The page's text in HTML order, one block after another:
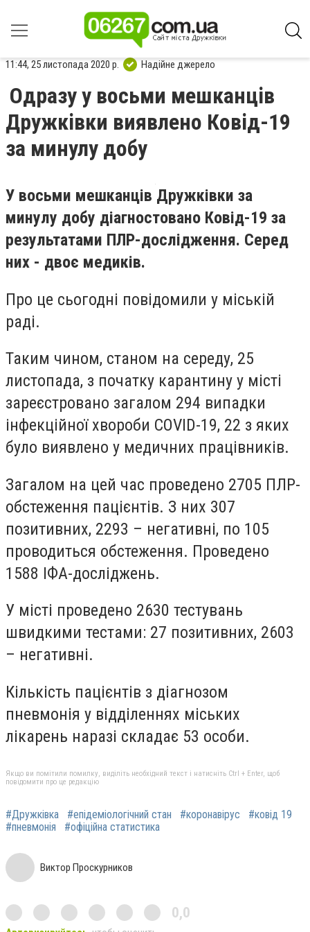
11:44, 25 листопада 2020 р. Надійне джерело
Одразу у восьми мешканців
Дружківки виявлено Ковід-19
за минулу добу
У восьми мешканців Дружківки за
минулу добу діагностовано Ковід-19 за
результатами ПЛР-дослідження. Серед
них - двоє медиків.
Про це сьогодні повідомили у міській
раді.
Таким чином, станом на середу, 25
листопада, з початку карантину у місті
зареєстровано загалом 294 випадки
інфекційної хвороби CОVID-19, 22 з яких
було виявлено у медичних працівників.
Загалом на цей час проведено 2705 ПЛР-
обстеження пацієнтів. З них 307
позитивних, 2293 – негативні, по 105
проводиться обстеження. Проведено
1588 ІФА-досліджень.
У місті проведено 2630 тестувань
швидкими тестами: 27 позитивних, 2603
– негативні.
Кількість пацієнтів з діагнозом
пневмонія у відділеннях міських
лікарень наразі складає 53 особи.
Якщо ви помітили помилку, виділіть необхідний текст і натисніть Ctrl + Enter, щоб
повідомити про це редакцію
#Дружківка #епідеміологічний стан #коронавірус
#ковід 19
#пневмонія
#офіційна статистика
Виктор Проскурников
0,0